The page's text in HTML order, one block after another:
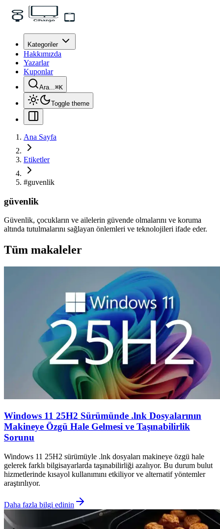
Kategoriler
Hakkımızda
Yazarlar
Kuponlar
Ara...⌘K
Toggle theme
Ana Sayfa
Etiketler
#guvenlik
güvenlik
Güvenlik, çocukların ve ailelerin güvende olmalarını ve koruma
altında tutulmalarını sağlayan önlemleri ve teknolojileri ifade eder.
Tüm makaleler
Windows 11 25H2 Sürümünde .lnk Dosyalarının
Makineye Özgü Hale Gelmesi ve Taşınabilirlik
Sorunu
Windows 11 25H2 sürümüyle .lnk dosyaları makineye özgü hale
gelerek farklı bilgisayarlarda taşınabilirliği azalıyor. Bu durum bulut
hizmetlerinde kısayol kullanımını etkiliyor ve alternatif yöntemler
araştırılıyor.
Daha fazla bilgi edinin